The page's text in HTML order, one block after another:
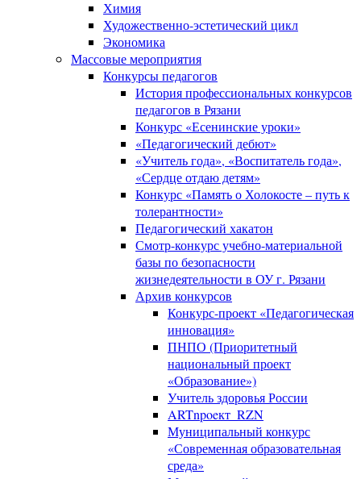
Химия
Художественно-эстетический цикл
Экономика
Массовые мероприятия
Конкурсы педагогов
История профессиональных конкурсов
педагогов в Рязани
Конкурс «Есенинские уроки»
«Педагогический дебют»
«Учитель года», «Воспитатель года»,
«Сердце отдаю детям»
Конкурс «Память о Холокосте – путь к
толерантности»
Педагогический хакатон
Смотр-конкурс учебно-материальной
базы по безопасности
жизнедеятельности в ОУ г. Рязани
Архив конкурсов
Конкурс-проект «Педагогическая
инновация»
ПНПО (Приоритетный
национальный проект
«Образование»)
Учитель здоровья России
ARTnpoeкт_RZN
Муниципальный конкурс
«Современная образовательная
среда»